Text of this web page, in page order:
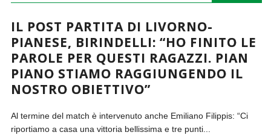
IL POST PARTITA DI LIVORNO-
PIANESE, BIRINDELLI: “HO FINITO LE
PAROLE PER QUESTI RAGAZZI. PIAN
PIANO STIAMO RAGGIUNGENDO IL
NOSTRO OBIETTIVO”
Al termine del match è intervenuto anche Emiliano Filippis: “Ci
riportiamo a casa una vittoria bellissima e tre punti...